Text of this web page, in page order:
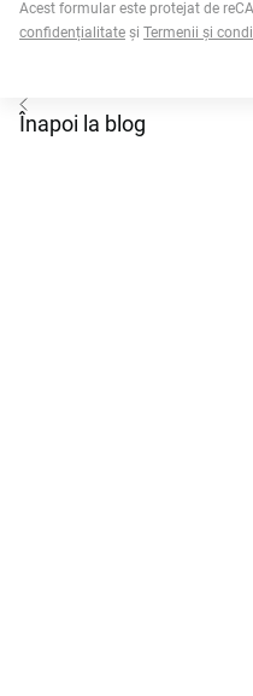
Acest formular este protejat de
confidențialitate și Termenii și
Înapoi la blog